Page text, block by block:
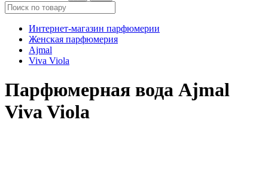
Интернет-магазин парфюмерии
Женская парфюмерия
Ajmal
Viva Viola
Парфюмерная вода Ajmal
Viva Viola